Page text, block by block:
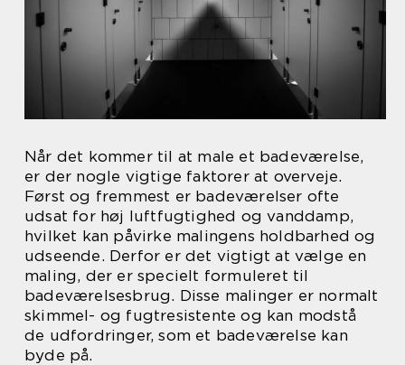
Når det kommer til at male et badeværelse,
er der nogle vigtige faktorer at overveje.
Først og fremmest er badeværelser ofte
udsat for høj luftfugtighed og vanddamp,
hvilket kan påvirke malingens holdbarhed og
udseende. Derfor er det vigtigt at vælge en
maling, der er specielt formuleret til
badeværelsesbrug. Disse malinger er normalt
skimmel- og fugtresistente og kan modstå
de udfordringer, som et badeværelse kan
byde på.